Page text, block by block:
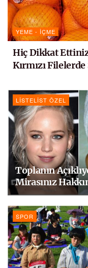
YEME - İÇME
Hiç Dikkat
Kırmızı Filelerde
LISTELIST ÖZEL
Toplanın
Mirasınız
SPOR